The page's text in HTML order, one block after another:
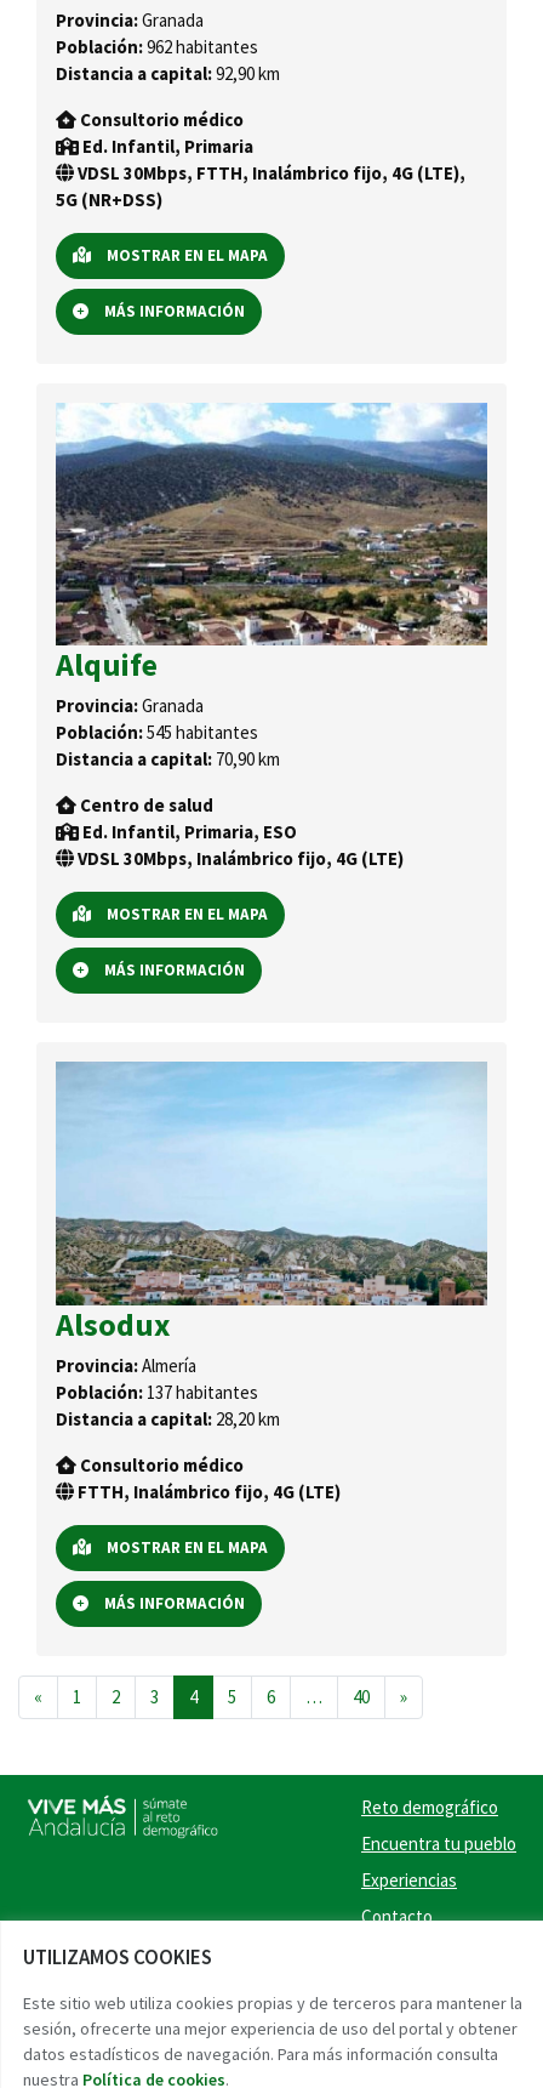
UTILIZAMOS COOKIES
Este sitio web utiliza cookies propias y de terceros para mantener la
sesión, ofrecerte una mejor experiencia de uso del portal y obtener
datos estadísticos de navegación. Para más información consulta
nuestra Política de cookies.
Provincia:Granada
Población:962 habitantes
Distancia a capital:92,90 km
Consultorio médico
Ed. Infantil, Primaria
VDSL 30Mbps, FTTH, Inalámbrico fijo, 4G (LTE),
5G (NR+DSS)
MOSTRAR EN EL MAPA
MÁS INFORMACIÓN
Alquife
Provincia:Granada
Población:545 habitantes
Distancia a capital: 70,90 km
Centro de salud
Ed. Infantil, Primaria, ESO
VDSL 30Mbps, Inalámbrico fijo, 4G (LTE)
MOSTRAR EN EL MAPA
MÁS INFORMACIÓN
Alsodux
Provincia:Almería
Población: 137 habitantes
Distancia a capital: 28,20 km
Consultorio médico
FTTH, Inalámbrico fijo, 4G (LTE)
MOSTRAR EN EL MAPA
MÁS INFORMACIÓN
Navegación de entradas
« 1 2 3 4 5 6 … 40 »
Reto demográfico
Encuentra tu pueblo
Experiencias
Contacto
Accesibilidad Aviso legal Protección de datos